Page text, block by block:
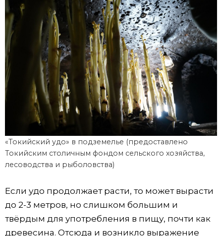
«Токийский удо» в подземелье (предоставлено
Токийским столичным фондом сельского хозяйства,
лесоводства и рыболовства)
Если удо продолжает расти, то может вырасти
до 2-3 метров, но слишком большим и
твёрдым для употребления в пищу, почти как
древесина. Отсюда и возникло выражение